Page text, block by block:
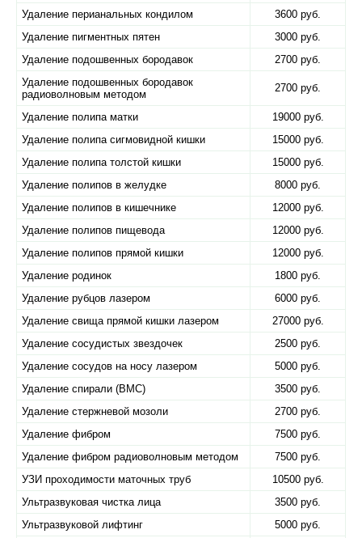
Удаление перианальных кондилом
3600 руб.
Удаление пигментных пятен
3000 руб.
Удаление подошвенных бородавок
2700 руб.
Удаление подошвенных бородавок
радиоволновым методом
2700 руб.
Удаление полипа матки
19000 руб.
Удаление полипа сигмовидной кишки
15000 руб.
Удаление полипа толстой кишки
15000 руб.
Удаление полипов в желудке
8000 руб.
Удаление полипов в кишечнике
12000 руб.
Удаление полипов пищевода
12000 руб.
Удаление полипов прямой кишки
12000 руб.
Удаление родинок
1800 руб.
Удаление рубцов лазером
6000 руб.
Удаление свища прямой кишки лазером
27000 руб.
Удаление сосудистых звездочек
2500 руб.
Удаление сосудов на носу лазером
5000 руб.
Удаление спирали (ВМС)
3500 руб.
Удаление стержневой мозоли
2700 руб.
Удаление фибром
7500 руб.
Удаление фибром радиоволновым методом
7500 руб.
УЗИ проходимости маточных труб
10500 руб.
Ультразвуковая чистка лица
3500 руб.
Ультразвуковой лифтинг
5000 руб.